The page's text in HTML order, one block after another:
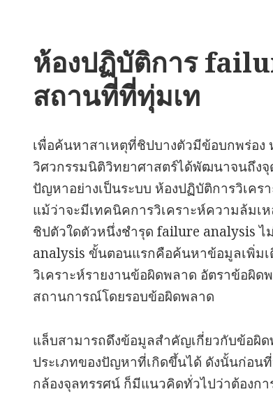
ห้องปฏิบัติการ
สถานที่ที่ทุ่มเท
เพื่อค้นหาสาเหตุที่ชิปบางตัวมีข้อบกพร่อ
วิศวกรรมนิติวิทยาศาสตร์ได้พัฒนาจนถึงจุ
ปัญหาอย่างเป็นระบบ ห้องปฏิบัติการวิเค
แม้ว่าจะมีเทคนิคการวิเคราะห์ความล้มเ
ชิปตัวใดตัวหนึ่งชำรุด failure analysis
analysis ขั้นตอนแรกคือค้นหาข้อมูลเพิ่ม
วิเคราะห์รายงานข้อผิดพลาด อัตราข้อผิ
สถานการณ์โดยรอบข้อผิดพลาด
แล็บสามารถดึงข้อมูลสำคัญเกี่ยวกับข้อผิ
ประเภทของปัญหาที่เกิดขึ้นได้ ดังนั้นก่อน
กล้องจุลทรรศน์ ก็มีแนวคิดทั่วไปว่าต้องกา